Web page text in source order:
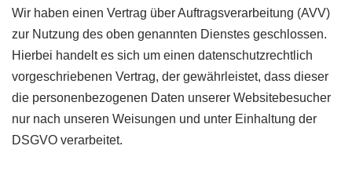
Wir haben einen Vertrag über Auftragsverarbeitung (AVV)
zur Nutzung des oben genannten Dienstes geschlossen.
Hierbei handelt es sich um einen datenschutzrechtlich
vorgeschriebenen Vertrag, der gewährleistet, dass dieser
die personenbezogenen Daten unserer Websitebesucher
nur nach unseren Weisungen und unter Einhaltung der
DSGVO verarbeitet.